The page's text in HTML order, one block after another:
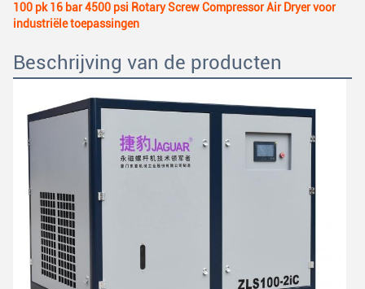
100 pk 16 bar 4500 psi Rotary Screw Compressor Air Dryer voor
industriële toepassingen
Beschrijving van de producten